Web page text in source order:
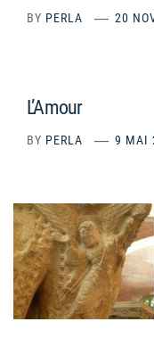
BY PERLA 20
L’Amour
BY PERLA 9 MAI